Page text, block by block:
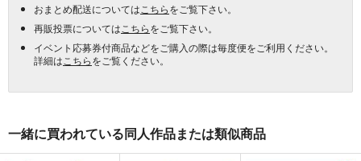
おまとめ配送については こちらをご覧下さい。
再販投票については こちらをご覧下さい。
イベント応募券付商品などをご購入の際は毎度便をご利用ください。
詳細は こちらをご覧ください。
一緒に買われている同人作品または類似商品